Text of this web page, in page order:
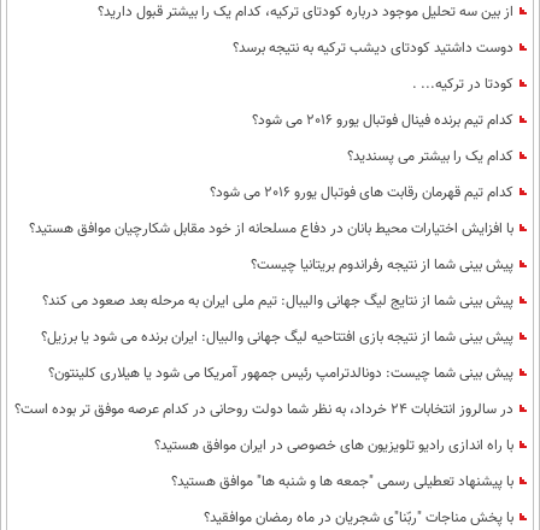
از بین سه تحلیل موجود درباره کودتای ترکیه، کدام یک را بیشتر قبول دارید؟
دوست داشتید کودتای دیشب ترکیه به نتیجه برسد؟
کودتا در ترکیه... .
کدام تیم برنده فینال فوتبال یورو 2016 می شود؟
کدام یک را بیشتر می پسندید؟
کدام تیم قهرمان رقابت های فوتبال یورو 2016 می شود؟
با افزایش اختیارات محیط‌ بانان در دفاع مسلحانه از خود مقابل شکارچیان موافق هستید؟
پیش بینی شما از نتیجه رفراندوم بریتانیا چیست؟
پيش بينی شما از نتايج ليگ جهانی واليبال: تيم ملی ايران به مرحله بعد صعود می كند؟
پیش بینی شما از نتیجه بازی افتتاحیه لیگ جهانی والبیال: ایران برنده می شود یا برزیل؟
پیش بینی شما چیست: دونالدترامپ رئیس جمهور آمریکا می شود یا هیلاری کلینتون؟
در سالروز انتخابات 24 خرداد، به نظر شما دولت روحانی در کدام عرصه موفق تر بوده است؟
با راه اندازی رادیو تلویزیون های خصوصی در ایران موافق هستید؟
با پیشنهاد تعطیلی رسمی "جمعه ها و شنبه ها" موافق هستید؟
با پخش مناجات "ربّنا"ی شجریان در ماه رمضان موافقید؟